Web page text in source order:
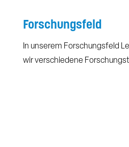
Forschungsfeld
In unserem Forschungsfeld
wir verschiedene